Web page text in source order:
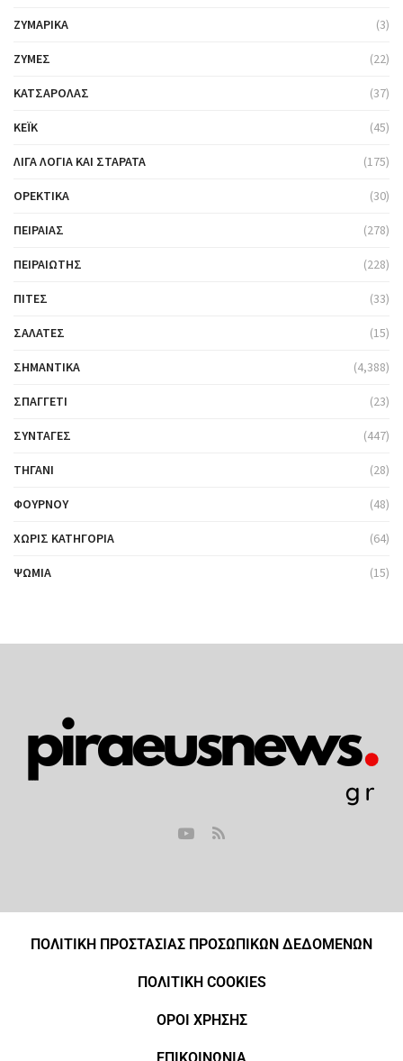
ΖΥΜΑΡΙΚΆ (3)
ΖΎΜΕΣ (22)
ΚΑΤΣΑΡΌΛΑΣ (37)
ΚΈΙΚ (45)
ΛΊΓΑ ΛΌΓΙΑ ΚΑΙ ΣΤΑΡΆΤΑ (175)
ΟΡΕΚΤΙΚΆ (30)
ΠΕΙΡΑΙΆΣ (278)
ΠΕΙΡΑΙΏΤΗΣ (228)
ΠΊΤΕΣ (33)
ΣΑΛΆΤΕΣ (15)
ΣΗΜΑΝΤΙΚΆ (4,388)
ΣΠΑΓΓΈΤΙ (23)
ΣΥΝΤΑΓΈΣ (447)
ΤΗΓΆΝΙ (28)
ΦΟΎΡΝΟΥ (48)
ΧΩΡΊΣ ΚΑΤΗΓΟΡΊΑ (64)
ΨΩΜΙΆ (15)
ΠΟΛΙΤΙΚΗ ΠΡΟΣΤΑΣΙΑΣ ΠΡΟΣΩΠΙΚΩΝ ΔΕΔΟΜΕΝΩΝ
ΠΟΛΙΤΙΚΗ COOKIES
ΟΡΟΙ ΧΡΗΣΗΣ